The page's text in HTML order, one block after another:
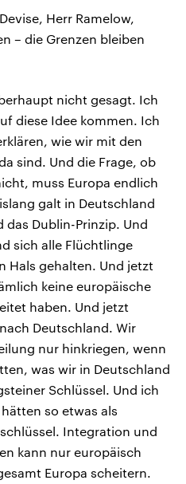
Herr Ramelow,
– die Grenzen bleiben
nicht gesagt. Ich
diese Idee kommen. Ich
wie wir mit den
sind. Und die Frage, ob
muss Europa endlich
galt in Deutschland
das Dublin-Prinzip. Und
sich alle Flüchtlinge
Hals gehalten. Und jetzt
keine europäische
haben. Und jetzt
Deutschland. Wir
nur hinkriegen, wenn
was wir in Deutschland
Schlüssel. Und ich
so etwas als
Integration und
kann nur europäisch
Europa scheitern.